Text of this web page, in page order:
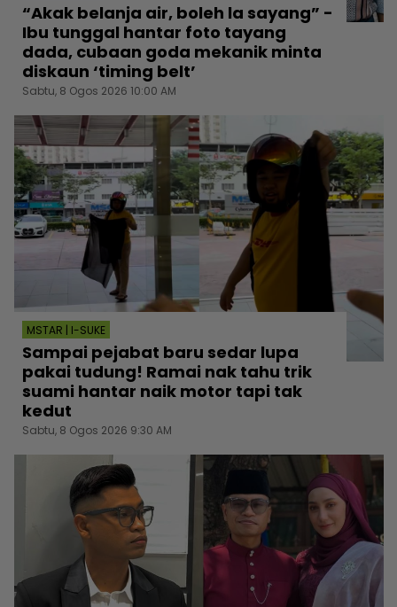
“Akak belanja air, boleh la sayang” -
Ibu tunggal hantar foto tayang
dada, cubaan goda mekanik minta
diskaun ‘timing belt’
Sabtu, 8 Ogos 2026 10:00 AM
MSTAR | I-SUKE
Sampai pejabat baru sedar lupa
pakai tudung! Ramai nak tahu trik
suami hantar naik motor tapi tak
kedut
Sabtu, 8 Ogos 2026 9:30 AM